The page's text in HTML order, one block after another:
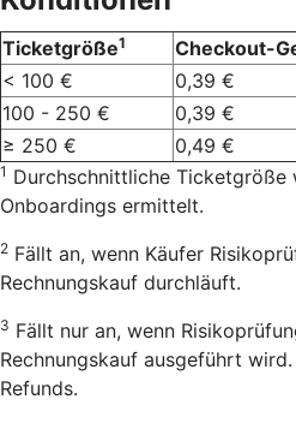
Ticketgröße1 Checkout-
< 100 € 0,39 €
100 - 250 €
0,39 €
≥ 250 €
0,49 €
1 Durchschnittliche Ticketgröße
Onboardings ermittelt.
2 Fällt an, wenn Käufer
Rechnungskauf durchläuft.
3 Fällt nur an, wenn
Rechnungskauf ausgeführt
Refunds.